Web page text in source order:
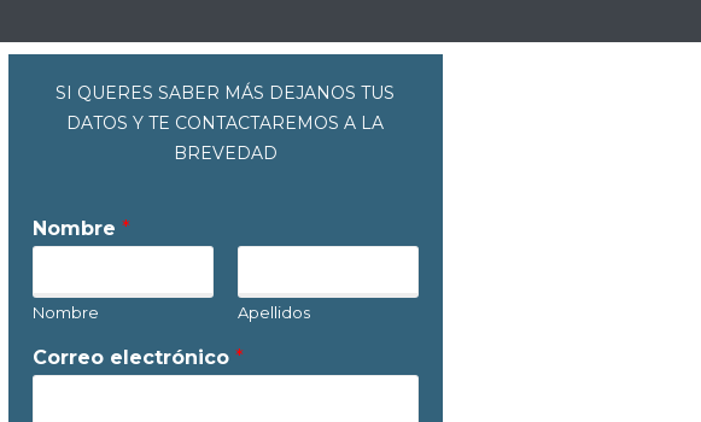
SI QUERES SABER MÁS DEJANOS TUS
DATOS Y TE CONTACTAREMOS A LA
BREVEDAD
Nombre *
Nombre Apellidos
Correo electrónico *